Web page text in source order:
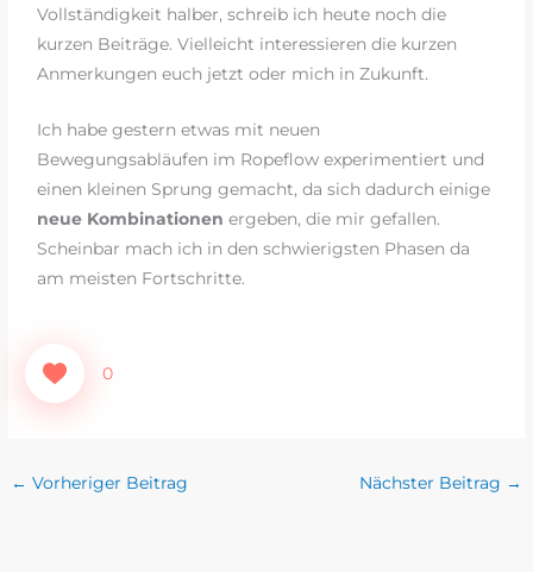
Vollständigkeit halber, schreib ich heute noch die
kurzen Beiträge. Vielleicht interessieren die kurzen
Anmerkungen euch jetzt oder mich in Zukunft.
Ich habe gestern etwas mit neuen
Bewegungsabläufen im Ropeflow experimentiert und
einen kleinen Sprung gemacht, da sich dadurch einige
neue Kombinationen ergeben, die mir gefallen.
Scheinbar mach ich in den schwierigsten Phasen da
am meisten Fortschritte.
0
← Vorheriger Beitrag Nächster Beitrag →